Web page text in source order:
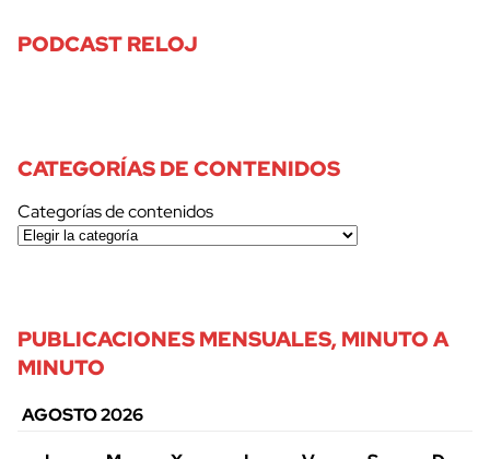
PODCAST RELOJ
CATEGORÍAS DE CONTENIDOS
Categorías de contenidos
PUBLICACIONES MENSUALES, MINUTO A
MINUTO
AGOSTO 2026